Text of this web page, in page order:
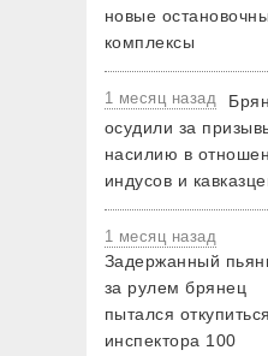
новые
комплексы
1 месяц назад
осудили за
насилию в
индусов и
1 месяц назад
Задержанный
за рулем брянец
пытался
инспектора 100